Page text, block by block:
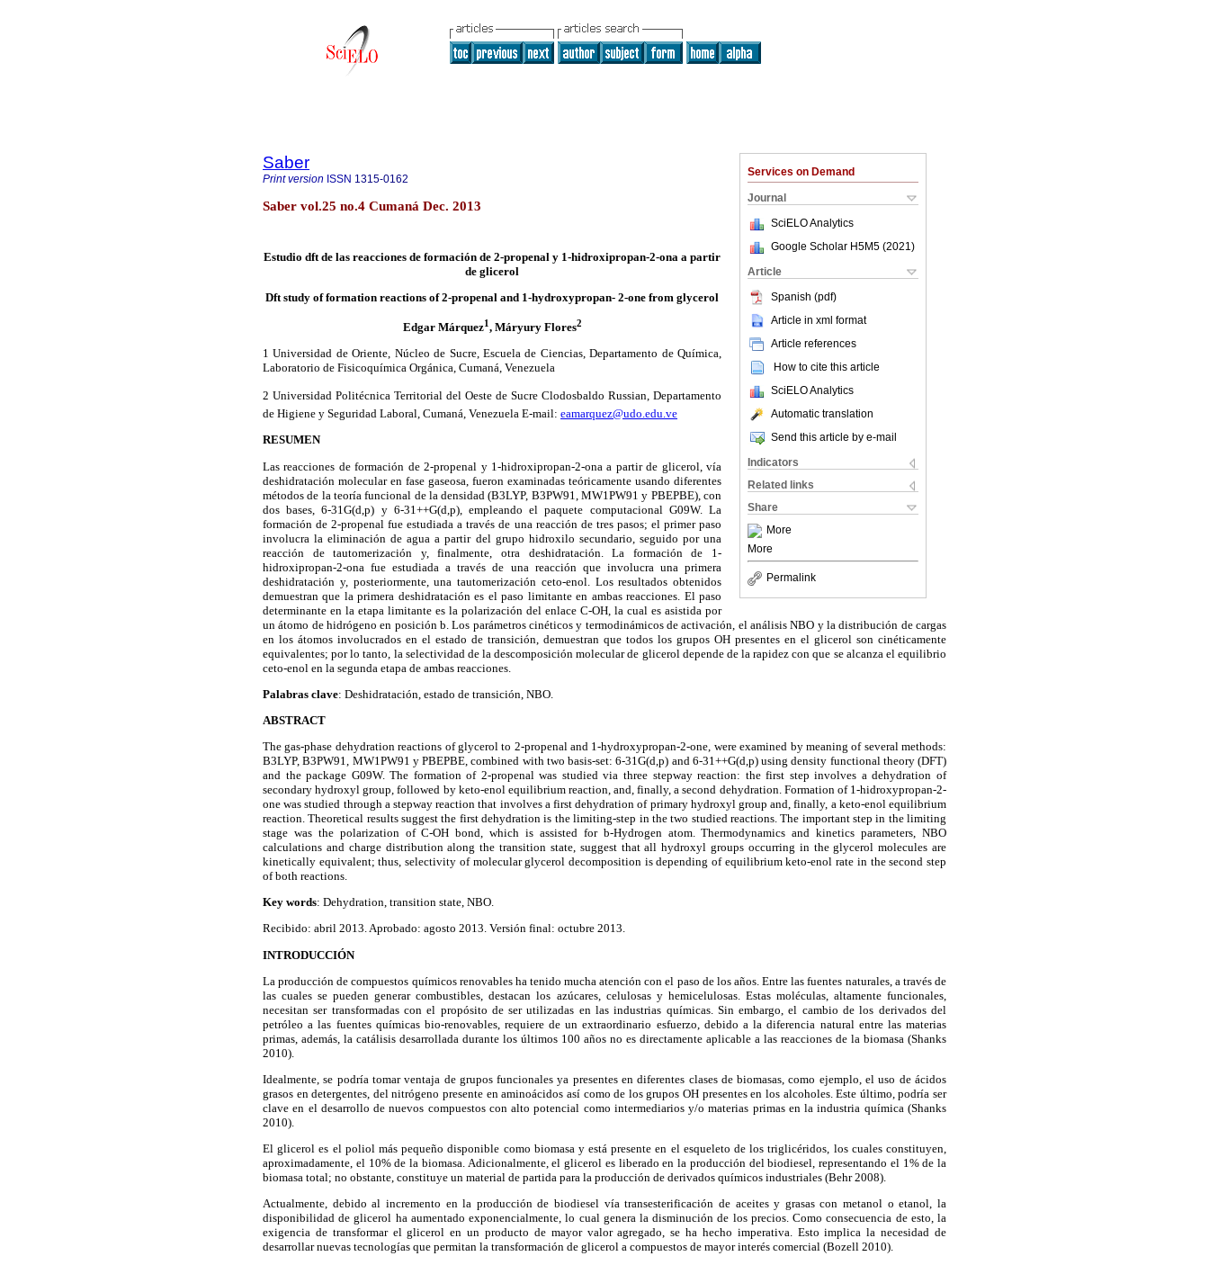
Services on Demand
Journal
SciELO Analytics
Google Scholar H5M5 (2021 )
Article
Spanish (pdf)
Article in xml format
Article references
How to cite this article
SciELO Analytics
Automatic translation
Send this article by e-mail
Indicators
Related links
Share
More
More
Permalink
Saber
Print version ISSN 1315-0162
Saber vol.25 no.4 Cumaná Dec. 2013
Estudio dft de las reacciones de formación de 2-propenal y 1-hidroxipropan-2-ona a partir
de glicerol
Dft study of formation reactions of 2-propenal and 1-hydroxypropan- 2-one from glycerol
Edgar Márquez1, Máryury Flores2
1 Universidad de Oriente, Núcleo de Sucre, Escuela de Ciencias, Departamento de Química,
Laboratorio de Fisicoquímica Orgánica, Cumaná, Venezuela
2 Universidad Politécnica Territorial del Oeste de Sucre Clodosbaldo Russian, Departamento
de Higiene y Seguridad Laboral, Cumaná, Venezuela E-mail: eamarquez@udo.edu.ve
RESUMEN
Las reacciones de formación de 2-propenal y 1-hidroxipropan-2-ona a partir de glicerol, vía
deshidratación molecular en fase gaseosa, fueron examinadas teóricamente usando diferentes
métodos de la teoría funcional de la densidad (B3LYP, B3PW91, MW1PW91 y PBEPBE), con
dos bases, 6-31G(d,p) y 6-31++G(d,p), empleando el paquete computacional G09W. La
formación de 2-propenal fue estudiada a través de una reacción de tres pasos; el primer paso
involucra la eliminación de agua a partir del grupo hidroxilo secundario, seguido por una
reacción de tautomerización y, finalmente, otra deshidratación. La formación de 1-
hidroxipropan-2-ona fue estudiada a través de una reacción que involucra una primera
deshidratación y, posteriormente, una tautomerización ceto-enol. Los resultados obtenidos
demuestran que la primera deshidratación es el paso limitante en ambas reacciones. El paso
determinante en la etapa limitante es la polarización del enlace C-OH, la cual es asistida por
un átomo de hidrógeno en posición b. Los parámetros cinéticos y termodinámicos de activación, el análisis NBO y la distribución de cargas
en los átomos involucrados en el estado de transición, demuestran que todos los grupos OH presentes en el glicerol son cinéticamente
equivalentes; por lo tanto, la selectividad de la descomposición molecular de glicerol depende de la rapidez con que se alcanza el equilibrio
ceto-enol en la segunda etapa de ambas reacciones.
Palabras clave: Deshidratación, estado de transición, NBO.
ABSTRACT
The gas-phase dehydration reactions of glycerol to 2-propenal and 1-hydroxypropan-2-one, were examined by meaning of several methods:
B3LYP, B3PW91, MW1PW91 y PBEPBE, combined with two basis-set: 6-31G(d,p) and 6-31++G(d,p) using density functional theory (DFT)
and the package G09W. The formation of 2-propenal was studied via three stepway reaction: the first step involves a dehydration of
secondary hydroxyl group, followed by keto-enol equilibrium reaction, and, finally, a second dehydration. Formation of 1-hidroxypropan-2-
one was studied through a stepway reaction that involves a first dehydration of primary hydroxyl group and, finally, a keto-enol equilibrium
reaction. Theoretical results suggest the first dehydration is the limiting-step in the two studied reactions. The important step in the limiting
stage was the polarization of C-OH bond, which is assisted for b-Hydrogen atom. Thermodynamics and kinetics parameters, NBO
calculations and charge distribution along the transition state, suggest that all hydroxyl groups occurring in the glycerol molecules are
kinetically equivalent; thus, selectivity of molecular glycerol decomposition is depending of equilibrium keto-enol rate in the second step
of both reactions.
Key words: Dehydration, transition state, NBO.
Recibido: abril 2013. Aprobado: agosto 2013. Versión final: octubre 2013.
INTRODUCCIÓN
La producción de compuestos químicos renovables ha tenido mucha atención con el paso de los años. Entre las fuentes naturales, a través de
las cuales se pueden generar combustibles, destacan los azúcares, celulosas y hemicelulosas. Estas moléculas, altamente funcionales,
necesitan ser transformadas con el propósito de ser utilizadas en las industrias químicas. Sin embargo, el cambio de los derivados del
petróleo a las fuentes químicas bio-renovables, requiere de un extraordinario esfuerzo, debido a la diferencia natural entre las materias
primas, además, la catálisis desarrollada durante los últimos 100 años no es directamente aplicable a las reacciones de la biomasa (Shanks
2010).
Idealmente, se podría tomar ventaja de grupos funcionales ya presentes en diferentes clases de biomasas, como ejemplo, el uso de ácidos
grasos en detergentes, del nitrógeno presente en aminoácidos así como de los grupos OH presentes en los alcoholes. Este último, podría ser
clave en el desarrollo de nuevos compuestos con alto potencial como intermediarios y/o materias primas en la industria química (Shanks
2010).
El glicerol es el poliol más pequeño disponible como biomasa y está presente en el esqueleto de los triglicéridos, los cuales constituyen,
aproximadamente, el 10% de la biomasa. Adicionalmente, el glicerol es liberado en la producción del biodiesel, representando el 1% de la
biomasa total; no obstante, constituye un material de partida para la producción de derivados químicos industriales (Behr 2008).
Actualmente, debido al incremento en la producción de biodiesel vía transesterificación de aceites y grasas con metanol o etanol, la
disponibilidad de glicerol ha aumentado exponencialmente, lo cual genera la disminución de los precios. Como consecuencia de esto, la
exigencia de transformar el glicerol en un producto de mayor valor agregado, se ha hecho imperativa. Esto implica la necesidad de
desarrollar nuevas tecnologías que permitan la transformación de glicerol a compuestos de mayor interés comercial (Bozell 2010).